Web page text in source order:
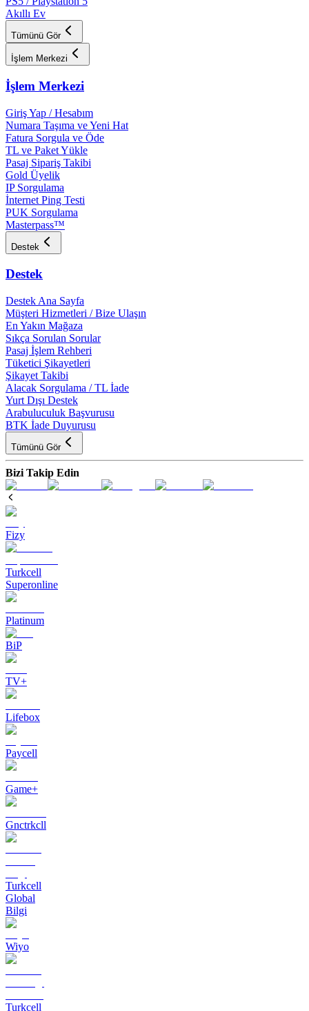
Akıllı Ev
Tümünü Gör
İşlem Merkezi
İşlem Merkezi
Giriş Yap / Hesabım
Numara Taşıma ve Yeni Hat
Fatura Sorgula ve Öde
TL ve Paket Yükle
Pasaj Sipariş Takibi
Gold Üyelik
IP Sorgulama
İnternet Ping Testi
PUK Sorgulama
Masterpass™
Destek
Destek
Destek Ana Sayfa
Müşteri Hizmetleri / Bize Ulaşın
En Yakın Mağaza
Sıkça Sorulan Sorular
Pasaj İşlem Rehberi
Tüketici Şikayetleri
Şikayet Takibi
Alacak Sorgulama / TL İade
Yurt Dışı Destek
Arabuluculuk Başvurusu
BTK İade Duyurusu
Tümünü Gör
Bizi Takip Edin
Fizy
Turkcell
Superonline
Platinum
BiP
TV+
Lifebox
Paycell
Game+
Gnctrkcll
Turkcell
Global
Bilgi
Wiyo
Turkcell